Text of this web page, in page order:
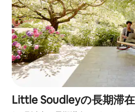
Little Soudleyの長期滞